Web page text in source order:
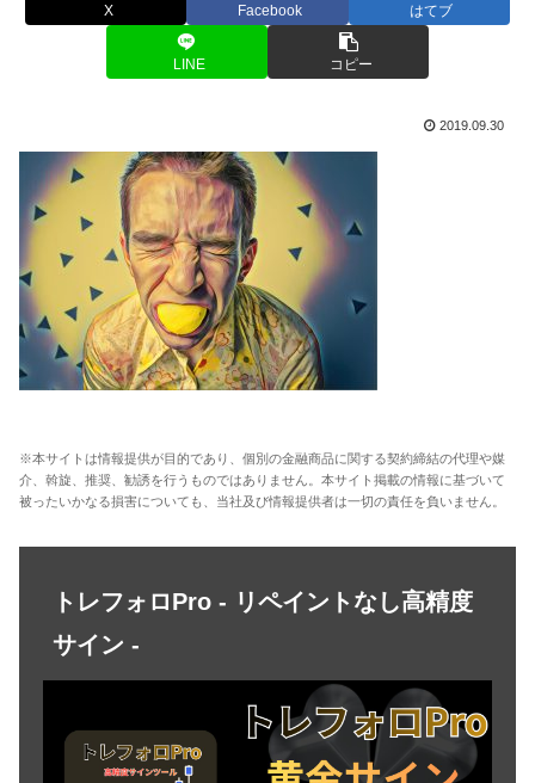
X Facebook はてブ
LINE コピー
2019.09.30
※本サイトは情報提供が目的であり、個別の金融商品に関する契約締結の代理や媒
介、斡旋、推奨、勧誘を行うものではありません。本サイト掲載の情報に基づいて
被ったいかなる損害についても、当社及び情報提供者は一切の責任を負いません。
トレフォロPro - リペイントなし高精度
サイン -